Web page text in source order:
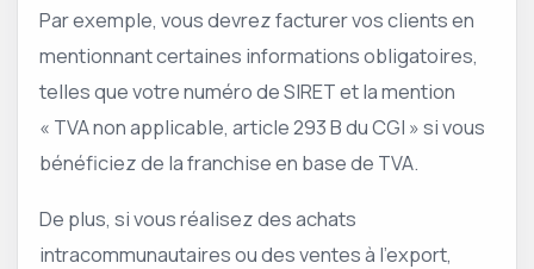
Par exemple, vous devrez facturer vos clients en
mentionnant certaines informations obligatoires,
telles que votre numéro de SIRET et la mention
« TVA non applicable, article 293 B du CGI » si vous
bénéficiez de la franchise en base de TVA.
De plus, si vous réalisez des achats
intracommunautaires ou des ventes à l’export,